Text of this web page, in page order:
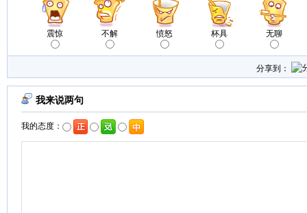
震惊 不解 愤怒 杯具 无聊
分享到：